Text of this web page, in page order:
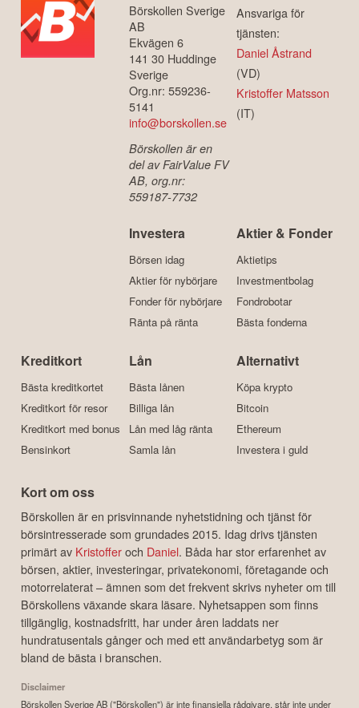
Börskollen Sverige
AB
Ekvägen 6
141 30 Huddinge
Sverige
Org.nr: 559236-
5141
info@borskollen.se
Börskollen är en
del av FairValue FV
AB, org.nr:
559187-7732
Ansvariga för
tjänsten:
Daniel Åstrand
(VD)
Kristoffer Matsson
(IT)
Investera
Börsen idag
Aktier för nybörjare
Fonder för nybörjare
Ränta på ränta
Aktier & Fonder
Aktietips
Investmentbolag
Fondrobotar
Bästa fonderna
Kreditkort
Bästa kreditkortet
Kreditkort för resor
Kreditkort med bonus
Bensinkort
Lån
Bästa lånen
Billiga lån
Lån med låg ränta
Samla lån
Alternativt
Köpa krypto
Bitcoin
Ethereum
Investera i guld
Kort om oss
Börskollen är en prisvinnande nyhetstidning och tjänst för
börsintresserade som grundades 2015. Idag drivs tjänsten
primärt av Kristofferoch Daniel. Båda har stor erfarenhet av
börsen, aktier, investeringar, privatekonomi, företagande och
motorrelaterat – ämnen som det frekvent skrivs nyheter om till
Börskollens växande skara läsare. Nyhetsappen som finns
tillgänglig, kostnadsfritt, har under åren laddats ner
hundratusentals gånger och med ett användarbetyg som är
bland de bästa i branschen.
Disclaimer
Börskollen Sverige AB ("Börskollen") är inte finansiella rådgivare, står inte under